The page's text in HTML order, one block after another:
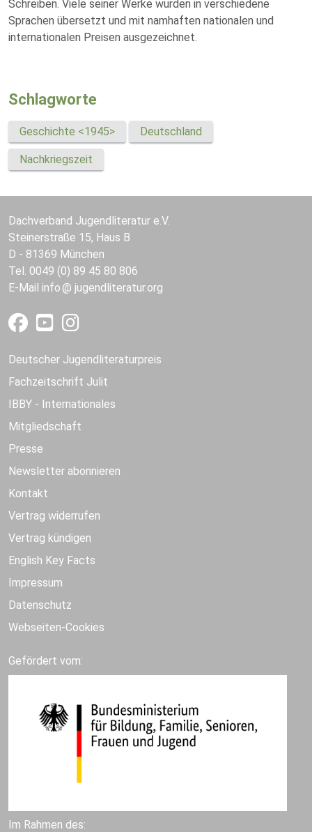
Schreiben. Viele seiner Werke wurden in verschiedene
Sprachen übersetzt und mit namhaften nationalen und
internationalen Preisen ausgezeichnet.
Schlagworte
Geschichte <1945> Deutschland
Nachkriegszeit
Dachverband Jugendliteratur e.V.
Steinerstraße 15, Haus B
D - 81369 München
Tel. 0049 (0) 89 45 80 806
E-Mail info jugendliteratur.org
Deutscher Jugendliteraturpreis
Fachzeitschrift Julit
IBBY - Internationales
Mitgliedschaft
Presse
Newsletter abonnieren
Kontakt
Vertrag widerrufen
Vertrag kündigen
English Key Facts
Impressum
Datenschutz
Webseiten-Cookies
Gefördert vom:
Im Rahmen des: